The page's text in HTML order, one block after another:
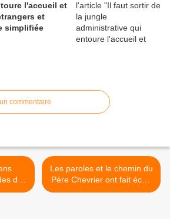
l'accueil et
et
simplifiée
commentaire
de
voir, à
Les paroles et le chemin du
Père Chevrier ont fait écho
et nourri mes « traversées